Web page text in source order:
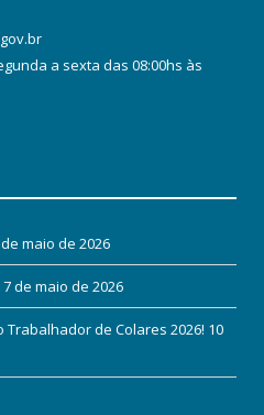
a sexta das 08:00hs às
de maio de 2026
7 de maio de 2026
Trabalhador de Colares 2026! 10